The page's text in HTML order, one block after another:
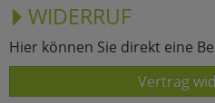
WIDERRUF
Hier können Sie direkt eine
Vertrag